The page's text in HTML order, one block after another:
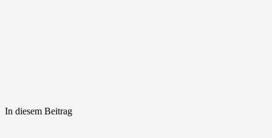
In diesem Beitrag